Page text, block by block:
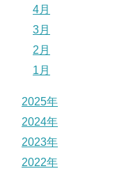
4月
3月
2月
1月
2025年
2024年
2023年
2022年